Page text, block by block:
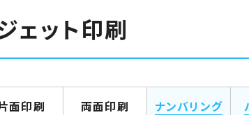
ェット印刷
面印刷 両面印刷 ナンバリング